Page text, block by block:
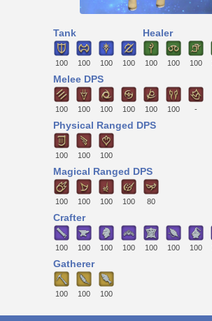
Tank
100 100 100 100
Healer
100 100 100
Melee DPS
100 100 100 100 100 100 -
Physical Ranged DPS
100 100 100
Magical Ranged DPS
100 100 100 100 80
Crafter
100 100 100 100 100 100 100
Gatherer
100 100 100